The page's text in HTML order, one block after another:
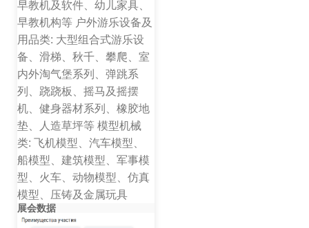
早教机及软件、幼儿家具、
早教机构等 户外游乐设备及
用品类: 大型组合式游乐设
备、滑梯、秋千、攀爬、室
内外淘气堡系列、弹跳系
列、跷跷板、摇马及摇摆
机、健身器材系列、橡胶地
垫、人造草坪等 模型机械
类: 飞机模型、汽车模型、
船模型、建筑模型、军事模
型、火车、动物模型、仿真
模型、压铸及金属玩具
展会数据